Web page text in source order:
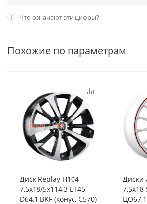
? Что означают эти цифры?
Похожие по параметрам
Диск Replay H104
7,5x18/5x114,3 ET45
D64,1 BKF (конус, C570)
Диски
7,5x18
ЦО67,1